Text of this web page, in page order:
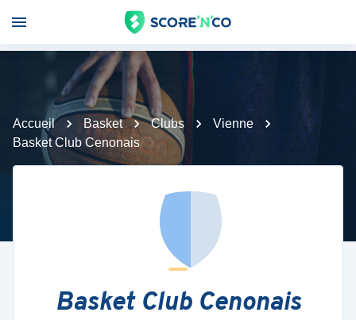
Accueil Basket Clubs
Vienne
Basket Club Cenonais
Basket Club Cenonais